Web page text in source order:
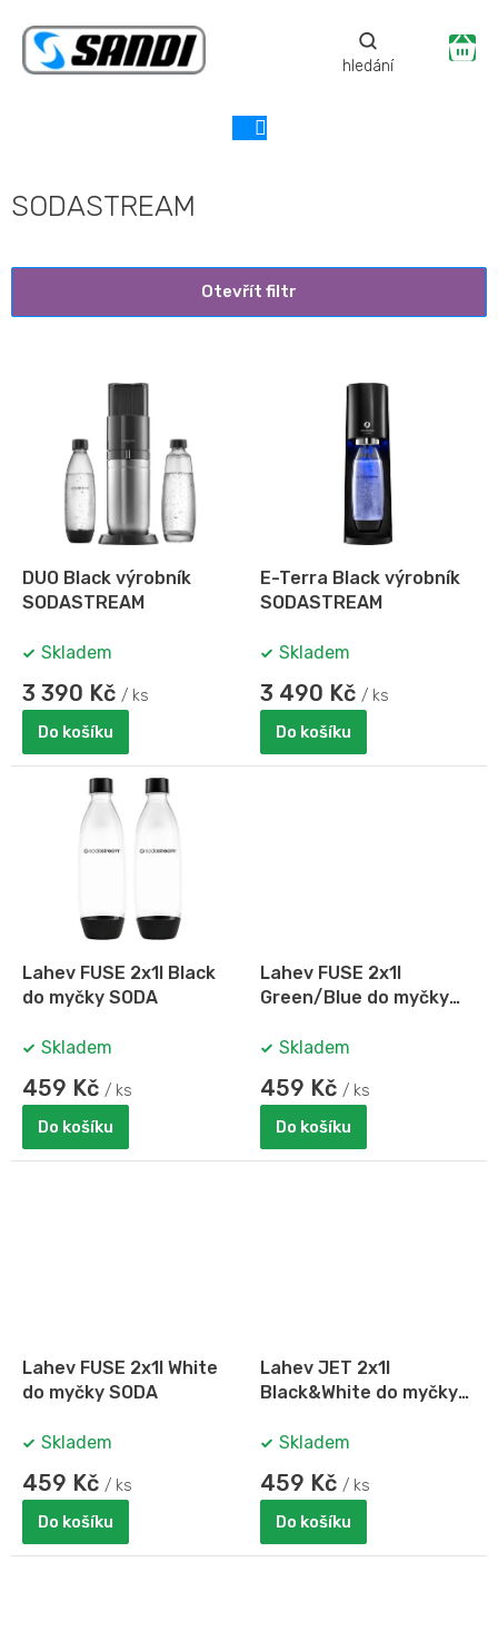
obsah
SODASTREAM
Otevřít filtr
u
DUO Black výrobník
SODASTREAM
Skladem
3 390 Kč / ks
Do košíku
E-Terra Black výrobník
SODASTREAM
Skladem
3 490 Kč / ks
Do košíku
Lahev FUSE 2x1l Black
do myčky SODA
Skladem
459 Kč / ks
Do košíku
Lahev FUSE 2x1l
Green/Blue do myčky
Skladem
459 Kč / ks
Do košíku
Lahev FUSE 2x1l White
do myčky SODA
Skladem
459 Kč / ks
Do košíku
Lahev JET 2x1l
Black&White do myčky
Skladem
459 Kč / ks
Do košíku